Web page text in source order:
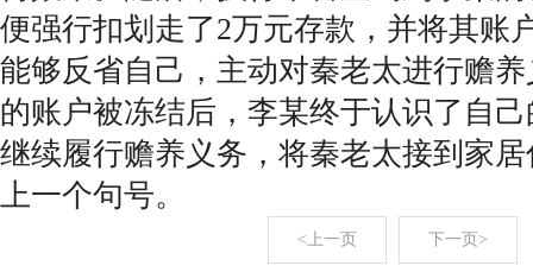
便强行扣划走了2万元存款，并将其账
能够反省自己，主动对秦老太进行赡
的账户被冻结后，李某终于认识了自
继续履行赡养义务，将秦老太接到家
上一个句号。
<上一页 下一页>